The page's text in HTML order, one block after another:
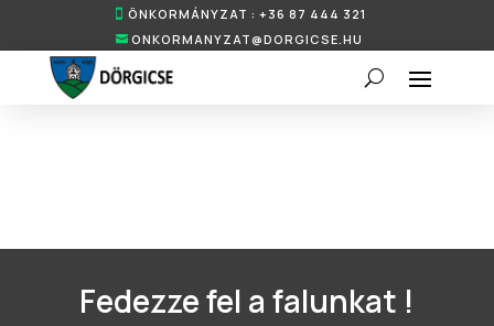
ÖNKORMÁNYZAT : +36 87 444 321
ONKORMANYZAT@DORGICSE.HU
Fedezze fel a falunkat !